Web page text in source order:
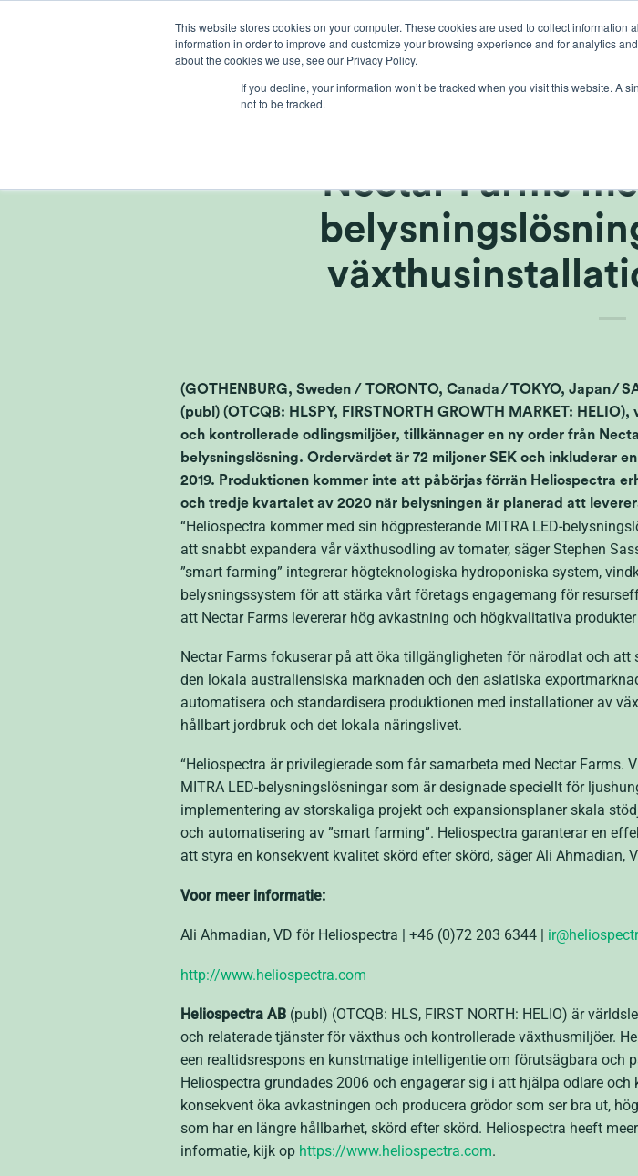
This website stores cookies on your computer. These cookies are used to collect
information in order to improve and customize your browsing experience and for analytics
about the cookies we use, see our Privacy Policy.
If you decline, your information won’t be tracked when you visit this website. A
not to be tracked.
lichten gewasbescherming
Heliospectra blir
Nectar Farms
(GOTHENBURG, Sweden / TORONTO, Canada / TOKYO, Japan /
(publ) (OTCQB: HLSPY, FIRSTNORTH GROWTH MARKET:
och kontrollerade odlingsmiljöer, tillkännager en ny order från
belysningslösning. Ordervärdet är 72 miljoner SEK och inkluderar
2019. Produktionen kommer inte att påbörjas förrän Heliospectra
och tredje kvartalet av 2020 när belysningen är planerad att
“Heliospectra kommer med sin högpresterande MITRA LED-
att snabbt expandera vår växthusodling av tomater, säger Stephen
”smart farming” integrerar högteknologiska hydroponiska system,
belysningssystem för att stärka vårt företags engagemang för
att Nectar Farms levererar hög avkastning och högkvalitativa
Nectar Farms fokuserar på att öka tillgängligheten för närodlat och
den lokala australiensiska marknaden och den asiatiska
automatisera och standardisera produktionen med installationer av
hållbart jordbruk och det lokala näringslivet.
“Heliospectra är privilegierade som får samarbeta med Nectar
MITRA LED-belysningslösningar som är designade speciellt för
implementering av storskaliga projekt och expansionsplaner skala
och automatisering av ”smart farming”. Heliospectra garanterar en
att styra en konsekvent kvalitet skörd efter skörd, säger Ali Ahmadian,
Voor meer informatie:
Ali Ahmadian, VD för Heliospectra | +46 (0)72 203 6344 |
http://www.heliospectra.com
Heliospectra AB (publ) (OTCQB: HLS, FIRST NORTH: HELIO) är
och relaterade tjänster för växthus och kontrollerade växthusmiljöer.
een realtidsrespons en kunstmatige intelligentie om förutsägbara och
Heliospectra grundades 2006 och engagerar sig i att hjälpa odlare
konsekvent öka avkastningen och producera grödor som ser bra ut,
som har en längre hållbarhet, skörd efter skörd. Heliospectra heeft
informatie, kijk op https://www.heliospectra.com.